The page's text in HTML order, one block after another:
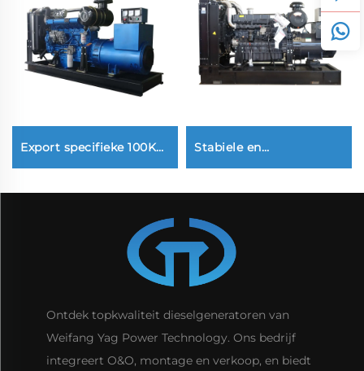
Export specifieke 100KW
stabiele
Stabiele en
veelgebruikte SDEC
hoog vermogen
Ontdek topkwaliteit dieselgeneratoren van
Weifang Yag Power Technology. Ons bedrijf
integreert O&O, montage en verkoop, en biedt